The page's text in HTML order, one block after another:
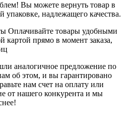
Вы можете вернуть товар в
упаковке, надлежащего качества.
Оплачивайте товары удобными
картой прямо в момент заказа,
аналогичное предложение по
об этом, и вы гарантировано
нам счет на оплату или
от нашего конкурента и мы